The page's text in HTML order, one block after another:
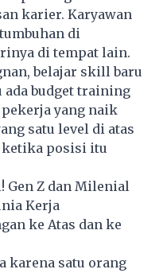
karier. Karyawan
di
di tempat lain.
belajar skill baru
ada budget training
yang naik
satu level di atas
ketika posisi itu
Gen Z dan Milenial
Kerja
ke Atas dan ke
karena satu orang